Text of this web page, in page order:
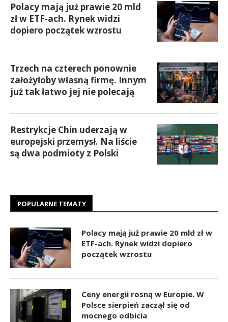
Polacy mają już prawie 20 mld
zł w ETF-ach. Rynek widzi
dopiero początek wzrostu
Trzech na czterech ponownie
założyłoby własną firmę. Innym
już tak łatwo jej nie polecają
Restrykcje Chin uderzają w
europejski przemysł. Na liście
są dwa podmioty z Polski
POPULARNE TEMATY
Polacy mają już prawie 20 mld zł w
ETF-ach. Rynek widzi dopiero
początek wzrostu
Ceny energii rosną w Europie. W
Polsce sierpień zaczął się od
mocnego odbicia